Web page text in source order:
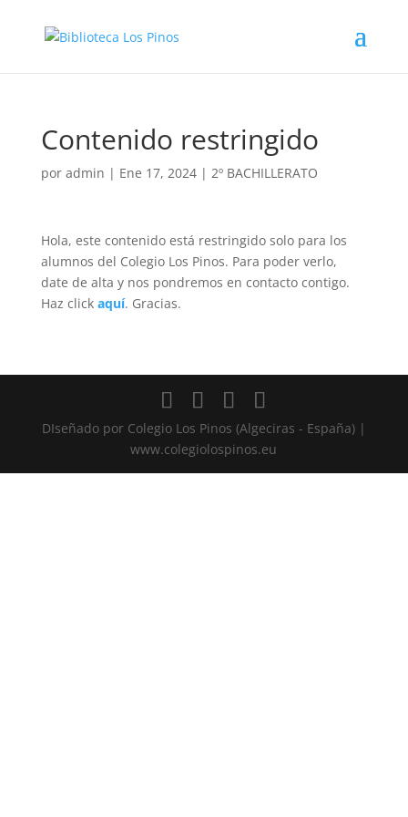
Contenido restringido
por admin | Ene 17, 2024| 2º BACHILLERATO
Hola, este contenido está restringido solo para los
alumnos del Colegio Los Pinos. Para poder verlo,
date de alta y nos pondremos en contacto contigo.
Haz click aquí. Gracias.
DIseñado por Colegio Los Pinos (Algeciras - España) |
www.colegiolospinos.eu